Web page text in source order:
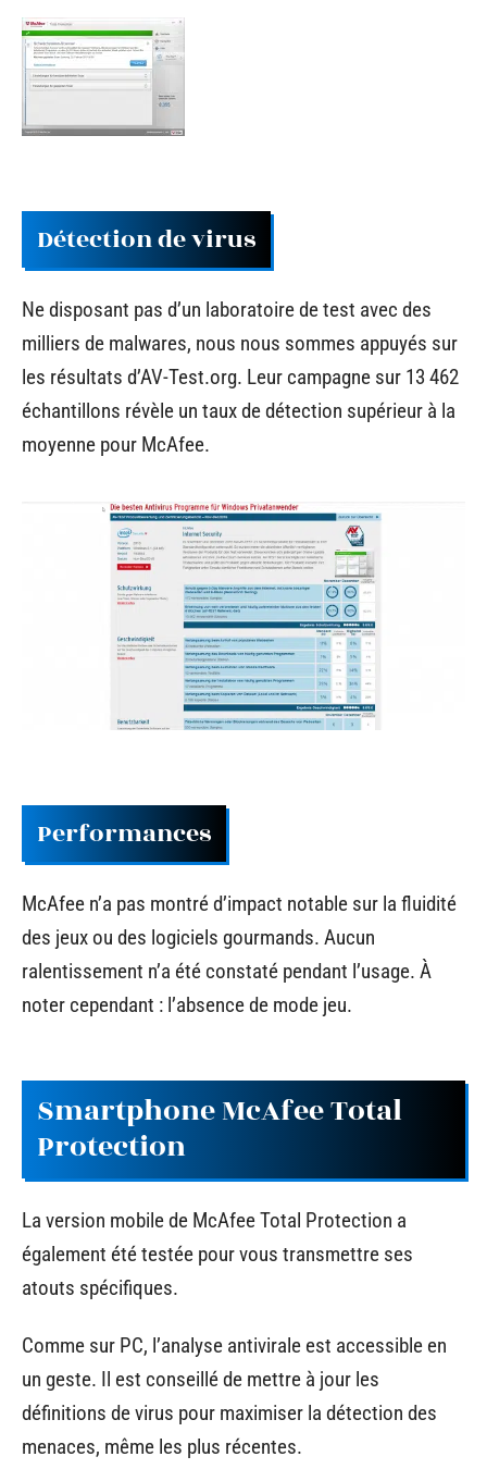
Détection de virus
Ne disposant pas d’un laboratoire de test avec des
milliers de malwares, nous nous sommes appuyés sur
les résultats d’AV-Test.org. Leur campagne sur 13 462
échantillons révèle un taux de détection supérieur à la
moyenne pour McAfee.
Performances
McAfee n’a pas montré d’impact notable sur la fluidité
des jeux ou des logiciels gourmands. Aucun
ralentissement n’a été constaté pendant l’usage. À
noter cependant : l’absence de mode jeu.
Smartphone McAfee Total
Protection
La version mobile de McAfee Total Protection a
également été testée pour vous transmettre ses
atouts spécifiques.
Comme sur PC, l’analyse antivirale est accessible en
un geste. Il est conseillé de mettre à jour les
définitions de virus pour maximiser la détection des
menaces, même les plus récentes.